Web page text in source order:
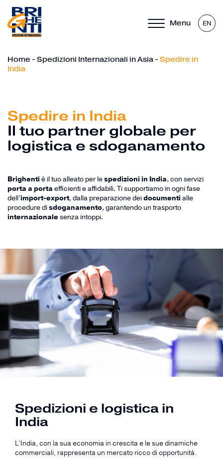
Menu EN
Home -Spedizioni Internazionali in Asia -Spedire in
India
Spedire in India
Il tuo partner globale per
logistica e sdoganamento
Brighenti è il tuo alleato per lespedizioni in India, con servizi
porta a porta efficienti e affidabili. Ti supportiamo in ogni fase
dell’import-export, dalla preparazione deidocumenti alle
procedure disdoganamento, garantendo un trasporto
internazionalesenza intoppi.
Spedizioni e logistica in
India
L’India, con la sua economia in crescita e le sue dinamiche
commerciali, rappresenta un mercato ricco di opportunità.